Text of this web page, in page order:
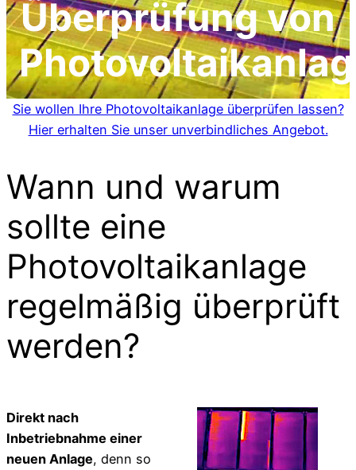
Überprüfung von
Sie wollen Ihre Photovoltaikanlage überprüfen lassen?
Hier erhalten Sie unser unverbindliches Angebot.
Wann und warum
sollte eine
Photovoltaikanlage
regelmäßig überprüft
werden?
Direkt nach
Inbetriebnahme einer
neuen Anlage, denn so